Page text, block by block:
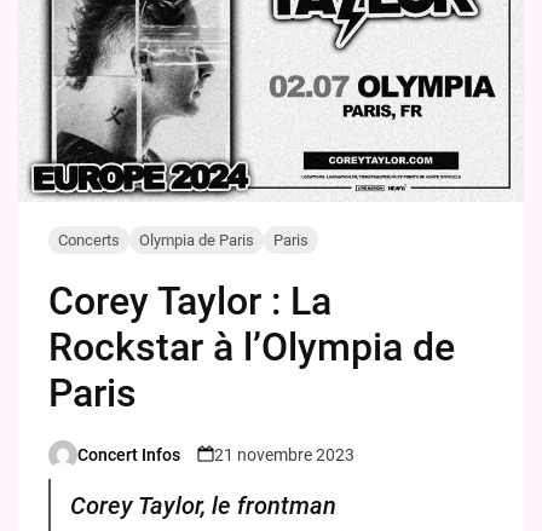
Concerts Olympia de Paris Paris
Corey Taylor : La
Rockstar à l’Olympia de
Paris
Posted
Concert Infos 21 novembre 2023
Corey Taylor, le frontman